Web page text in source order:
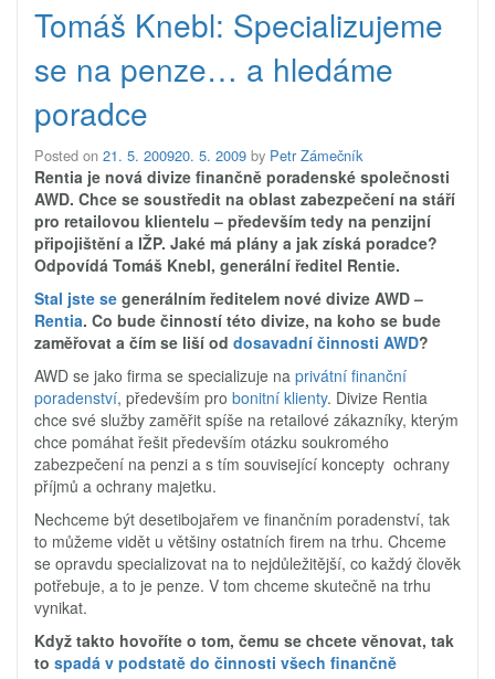
Tomáš Knebl: Specializujeme
se na penze… a hledáme
poradce
Posted on 21. 5. 200920. 5. 2009 by Petr Zámečník
Rentia je nová divize finančně poradenské společnosti
AWD. Chce se soustředit na oblast zabezpečení na stáří
pro retailovou klientelu – především tedy na penzijní
připojištění a IŽP. Jaké má plány a jak získá poradce?
Odpovídá Tomáš Knebl, generální ředitel Rentie.
Stal jste se generálním ředitelem nové divize AWD –
Rentia. Co bude činností této divize, na koho se bude
zaměřovat a čím se liší od dosavadní činnosti AWD?
AWD se jako firma se specializuje na privátní finanční
poradenství, především pro bonitní klienty. Divize Rentia
chce své služby zaměřit spíše na retailové zákazníky, kterým
chce pomáhat řešit především otázku soukromého
zabezpečení na penzi a s tím související koncepty ochrany
příjmů a ochrany majetku.
Nechceme být desetibojařem ve finančním poradenství, tak
to můžeme vidět u většiny ostatních firem na trhu. Chceme
se opravdu specializovat na to nejdůležitější, co každý člověk
potřebuje, a to je penze. V tom chceme skutečně na trhu
vynikat.
Když takto hovoříte o tom, čemu se chcete věnovat, tak
to spadá v podstatě do činnosti všech finančně